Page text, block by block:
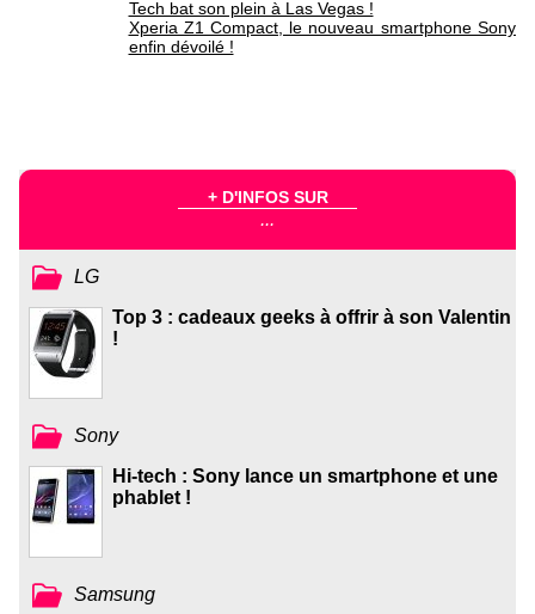
Tech bat son plein à Las Vegas !
Xperia Z1 Compact, le nouveau smartphone Sony
enfin dévoilé !
+ D'INFOS SUR
...
LG
Top 3 : cadeaux geeks à offrir à son Valentin
!
Sony
Hi-tech : Sony lance un smartphone et une
phablet !
Samsung